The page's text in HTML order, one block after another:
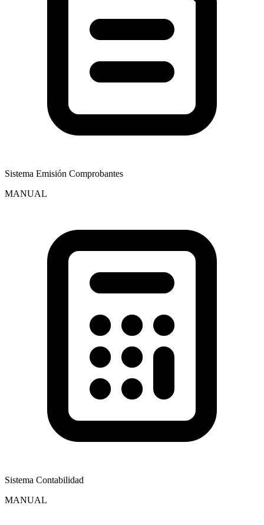
Sistema Emisión Comprobantes
MANUAL
Sistema Contabilidad
MANUAL